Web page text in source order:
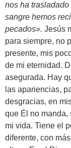
nos ha
sangre hemos
pecados». Jesús
para siempre, no
presente, mis
de mi eternidad.
asegurada. Hay
las apariencias,
desgracias, en
que Él no manda,
mi vida. Tiene el
diferente, con